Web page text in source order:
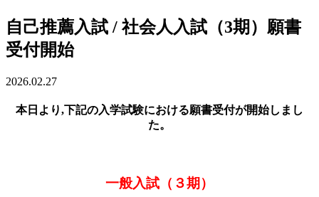
自己推薦入試 / 社会人入試（3期）願書
受付開始
2026.02.27
本日より,下記の入学試験における願書受付が開始しまし
た。
一般入試（３期）